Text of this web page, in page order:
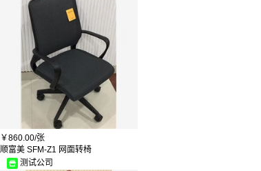
￥860.00/张
顺富美 SFM-Z1 网面转椅
测试公司